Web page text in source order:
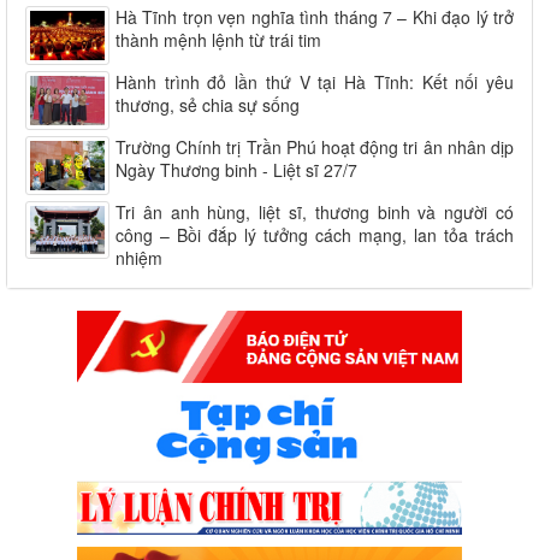
Hà Tĩnh trọn vẹn nghĩa tình tháng 7 – Khi đạo lý trở
thành mệnh lệnh từ trái tim
Hành trình đỏ lần thứ V tại Hà Tĩnh: Kết nối yêu
thương, sẻ chia sự sống
Trường Chính trị Trần Phú hoạt động tri ân nhân dịp
Ngày Thương binh - Liệt sĩ 27/7
Tri ân anh hùng, liệt sĩ, thương binh và người có
công – Bồi đắp lý tưởng cách mạng, lan tỏa trách
nhiệm